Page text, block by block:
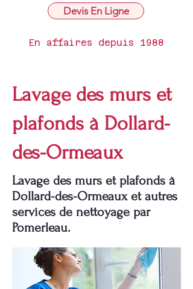
Devis En Ligne
En affaires depuis 1988
Lavage des murs et
plafonds à Dollard-
des-Ormeaux
Lavage des murs et plafonds à
Dollard-des-Ormeaux et autres
services de nettoyage par
Pomerleau.